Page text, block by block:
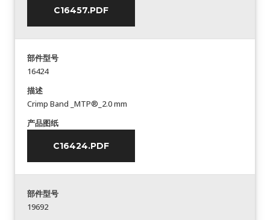
C16457.PDF
部件型号
16424
描述
Crimp Band _MTP®_2.0 mm
产品图纸
C16424.PDF
部件型号
19692